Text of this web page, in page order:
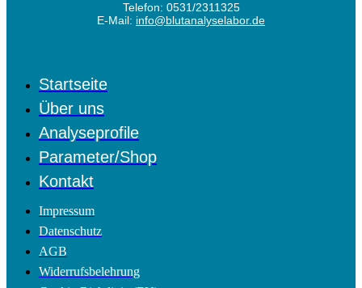
Telefon: 0531/2311325
E-Mail: info@blutanalyselabor.de
Startseite
Über uns
Analyseprofile
Parameter/Shop
Kontakt
Impressum
Datenschutz
AGB
Widerrufsbelehrung